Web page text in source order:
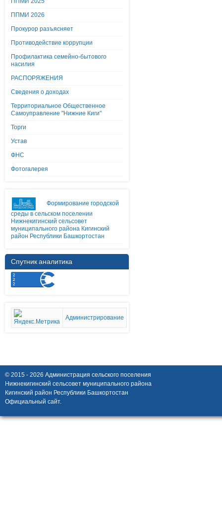
ППМИ 2026
Прокурор разъясняет
Противодействие коррупции
Профилактика семейно-бытового
насилия
РАСПОРЯЖЕНИЯ
Сведения о доходах
Территориальное Общественное
Самоуправление "Нижние Киги"
Торги
Устав
ФНС
Фотогалерея
Формирование городской
среды в сельском поселении
Нижнекигинский сельсовет
муниципального района Кигинский
район Республики Башкортостан
Спутник аналитика
Администрирование
© 2015 - 2026 Администрация сельского поселения
Нижнекигинский сельсовет муниципального района
Кигинский район Республики Башкортостан
Официальный сайт.